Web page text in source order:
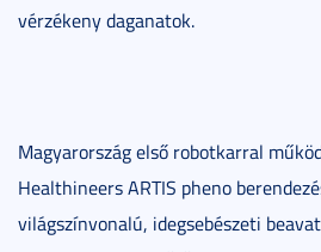
vérzékeny daganatok.
Magyarország első robotkarral
Healthineers ARTIS pheno
világszínvonalú, idegsebészeti